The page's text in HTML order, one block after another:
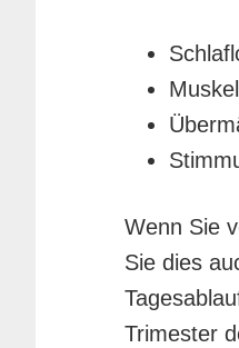
Wenn Sie
Sie dies
Trimester